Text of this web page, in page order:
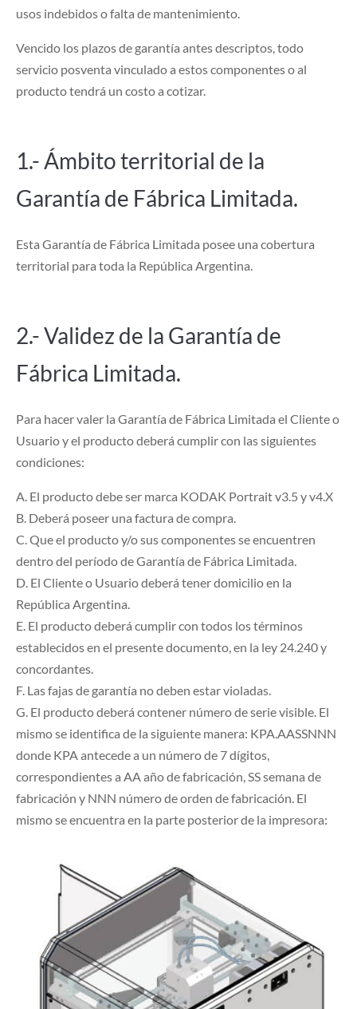
usos indebidos o falta de mantenimiento.
Vencido los plazos de garantía antes descriptos, todo
servicio posventa vinculado a estos componentes o al
producto tendrá un costo a cotizar.
1.- Ámbito territorial de la
Garantía de Fábrica Limitada.
Esta Garantía de Fábrica Limitada posee una cobertura
territorial para toda la República Argentina.
2.- Validez de la Garantía de
Fábrica Limitada.
Para hacer valer la Garantía de Fábrica Limitada el Cliente o
Usuario y el producto deberá cumplir con las siguientes
condiciones:
A. El producto debe ser marca KODAK Portrait v3.5 y v4.X
B. Deberá poseer una factura de compra.
C. Que el producto y/o sus componentes se encuentren
dentro del período de Garantía de Fábrica Limitada.
D. El Cliente o Usuario deberá tener domicilio en la
República Argentina.
E. El producto deberá cumplir con todos los términos
establecidos en el presente documento, en la ley 24.240 y
concordantes.
F. Las fajas de garantía no deben estar violadas.
G. El producto deberá contener número de serie visible. El
mismo se identifica de la siguiente manera: KPA.AASSNNN
donde KPA antecede a un número de 7 dígitos,
correspondientes a AA año de fabricación, SS semana de
fabricación y NNN número de orden de fabricación. El
mismo se encuentra en la parte posterior de la impresora: